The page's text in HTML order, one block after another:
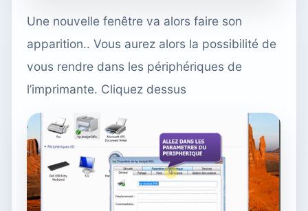
Une nouvelle fenêtre va alors faire son
apparition.. Vous aurez alors la possibilité de
vous rendre dans les périphériques de
l’imprimante. Cliquez dessus